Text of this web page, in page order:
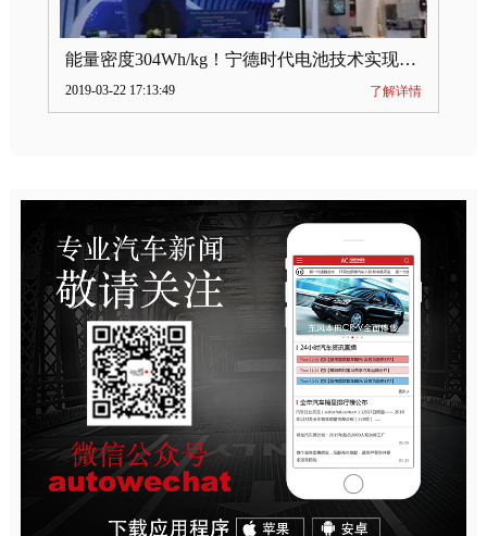
能量密度304Wh/kg！宁德时代电池技术实现突破
2019-03-22 17:13:49 了解详情